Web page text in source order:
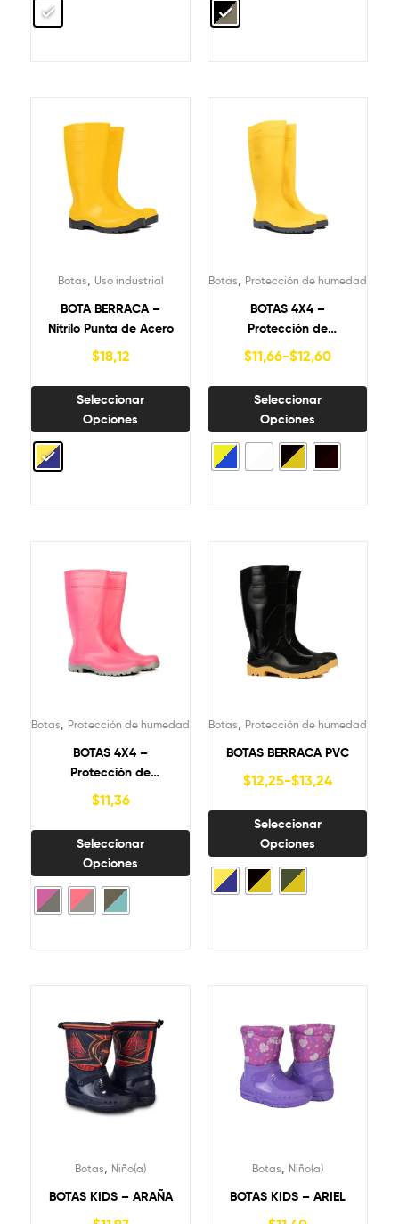
Botas, Uso industrial
BOTA BERRACA –
Nitrilo Punta de Acero
$18,12
Seleccionar
Opciones
Botas, Protección de humedad
BOTAS 4X4 –
Protección de
humedad
$11,66-$12,60
Seleccionar
Opciones
Botas Protección de humedad
BOTAS 4X4 –
Protección de
humedad – Dama
$11,36
Seleccionar
Opciones
Botas Protección de humedad
BOTAS BERRACA PVC
$12,25-$13,24
Seleccionar
Opciones
Botas Niño(a)
BOTAS KIDS – ARAÑA
Botas Niño(a)
BOTAS KIDS – ARIEL